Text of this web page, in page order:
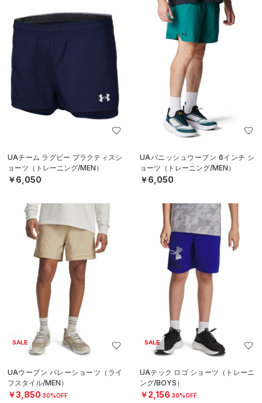
UAチーム ラグビー プラクティスシ
ョーツ（トレーニング/MEN）
￥6,050
UAバニッシュウーブン 6インチ シ
ョーツ（トレーニング/MEN）
￥6,050
SALE
UAウーブン バレーショーツ（ライ
フスタイル/MEN）
￥3,850 30%OFF
SALE
UAテック ロゴ ショーツ（トレーニ
ング/BOYS）
￥2,156 30%OFF